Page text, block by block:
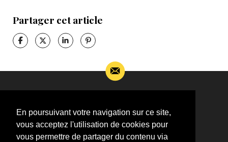
En poursuivant votre navigation sur ce site,
vous acceptez l'utilisation de cookies pour
vous permettre de partager du contenu via
Partager cet article
complémentaires sur l’actualité de Jean-Jacques
Goldman,
ÉCRIVEZ-MOI !